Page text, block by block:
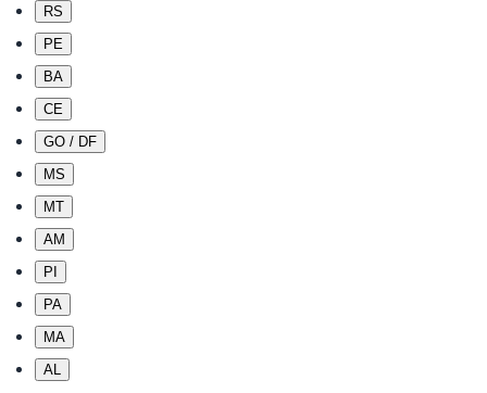
RS
PE
BA
CE
GO / DF
MS
MT
AM
PI
PA
MA
AL